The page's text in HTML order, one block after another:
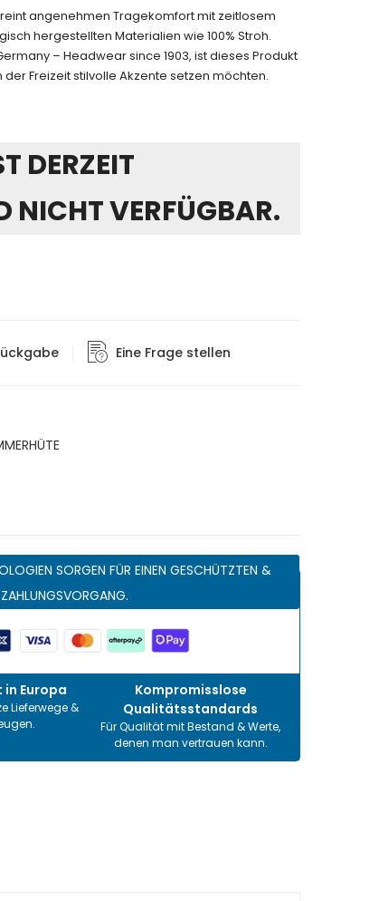
angenehmen Tragekomfort mit zeitlosem
hergestellten Materialien wie 100% Stroh.
– Headwear since 1903, ist dieses Produkt
Freizeit stilvolle Akzente setzen möchten.
DERZEIT
NICHT VERFÜGBAR.
Eine Frage stellen
SORGEN FÜR EINEN GESCHÜTZTEN &
Europa
Lieferwege &
Kompromisslose
Qualitätsstandards
Für Qualität mit Bestand & Werte,
denen man vertrauen kann.